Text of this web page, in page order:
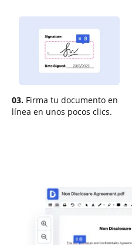
03. Firma tu documento en
línea en unos pocos clics.